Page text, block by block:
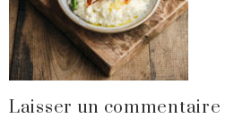
Laisser un commentaire